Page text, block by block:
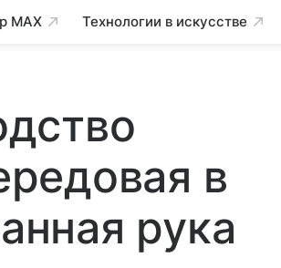
MAX Технологии в искусстве
в
рука